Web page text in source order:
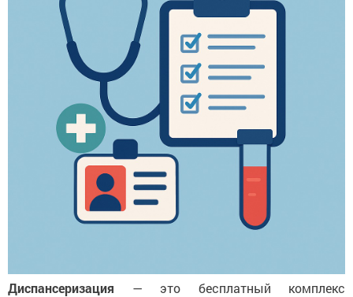
Диспансеризация — это бесплатный комплекс